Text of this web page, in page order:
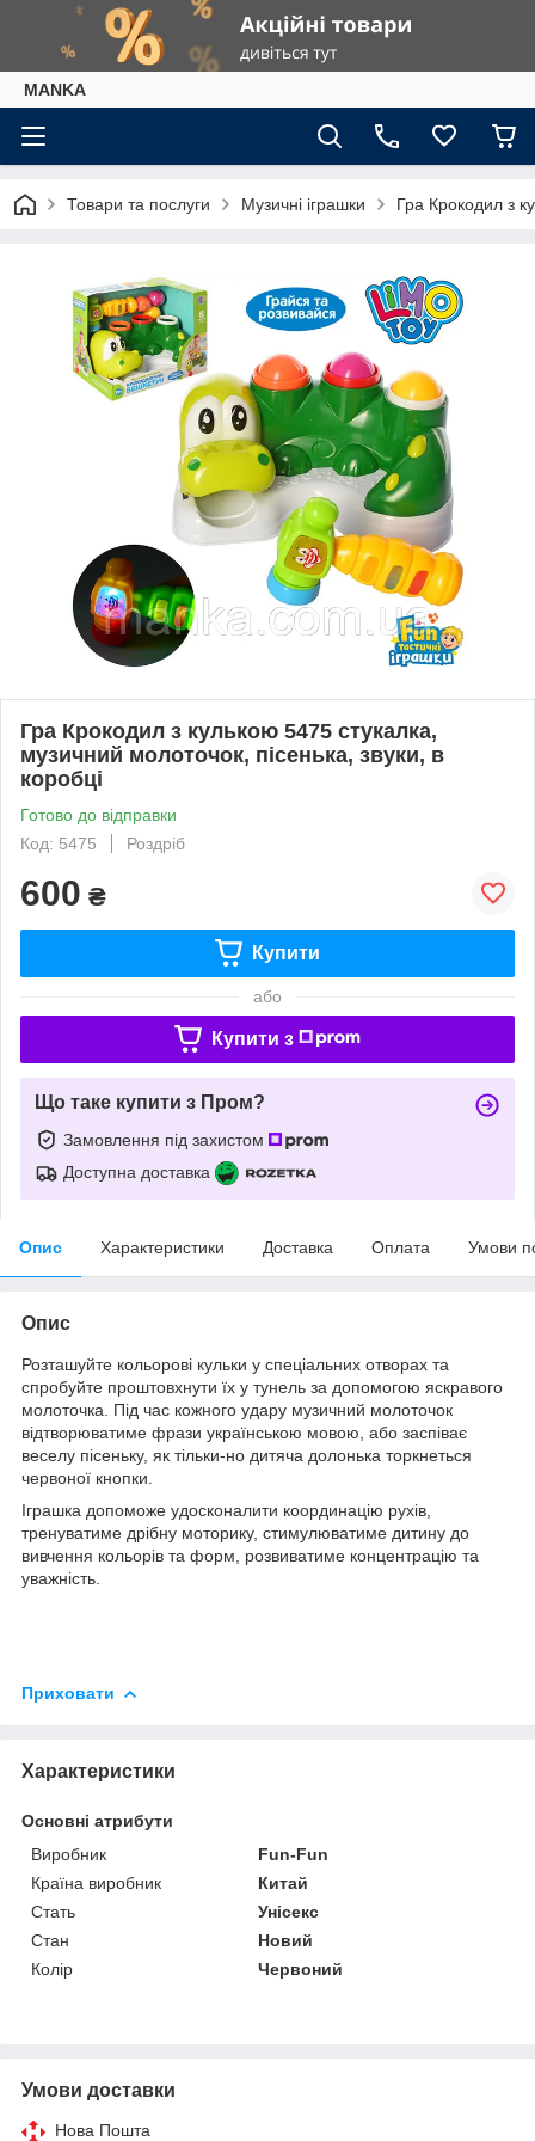
МАNKА
Товари та послуги Музичні іграшки Гра Крокодил з
Гра Крокодил з кулькою 5475 стукалка,
музичний молоточок, пісенька, звуки, в
коробці
Готово до відправки
Код: 5475
Роздріб
600 ₴
Купити
або
Купити з
Що таке купити з Пром?
Замовлення під захистом
Доступна доставка
Опис Характеристики Доставка Оплата Умови
Опис
Розташуйте кольорові кульки у спеціальних отворах та
спробуйте проштовхнути їх у тунель за допомогою яскравого
молоточка. Під час кожного удару музичний молоточок
відтворюватиме фрази українською мовою, або заспіває
веселу пісеньку, як тільки-но дитяча долонька торкнеться
червоної кнопки.
Іграшка допоможе удосконалити координацію рухів,
тренуватиме дрібну моторику, стимулюватиме дитину до
вивчення кольорів та форм, розвиватиме концентрацію та
уважність.
Приховати
Характеристики
Основні атрибути
Виробник
Fun-Fun
Країна виробник
Китай
Стать
Унісекс
Стан
Новий
Колір
Червоний
Умови доставки
Нова Пошта